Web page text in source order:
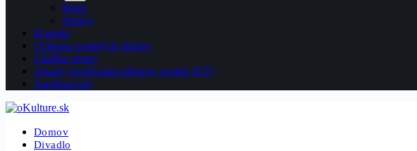
Retro
Správy
Kontakt
Ochrana osobných údajov
Ukážka strany
Zásady používania súborov cookie (EÚ)
Zaujímavosti
Domov
Divadlo